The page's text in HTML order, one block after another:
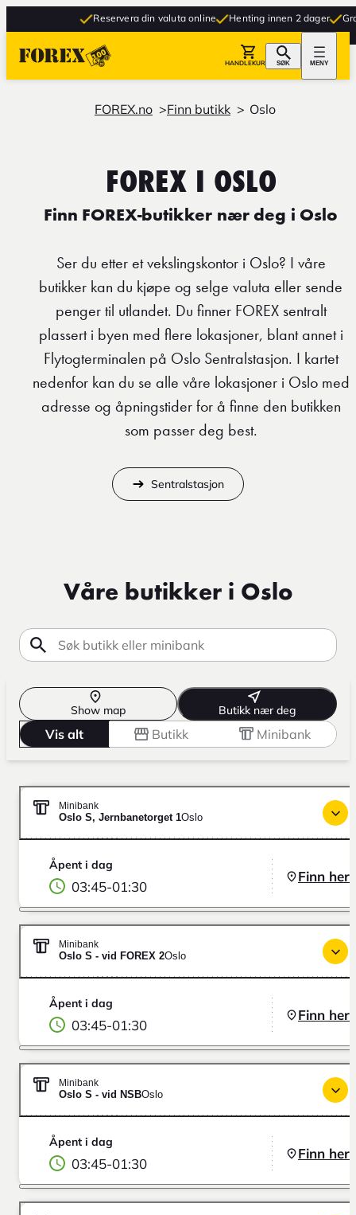
Reservera din valuta online Henting innen 2 dager Gratis
HANDLEKURV SØK MENY
FOREX.no Finn butikk Oslo
FOREX I OSLO
Finn FOREX-butikker nær deg i Oslo
Ser du etter et vekslingskontor i Oslo? I våre
butikker kan du kjøpe og selge valuta eller sende
penger til utlandet. Du finner FOREX sentralt
plassert i byen med flere lokasjoner, blant annet i
Flytogterminalen på Oslo Sentralstasjon. I kartet
nedenfor kan du se alle våre lokasjoner i Oslo med
adresse og åpningstider for å finne den butikken
som passer deg best.
Sentralstasjon
Våre butikker i Oslo
Show map Butikk nær deg
Vis alt Butikk Minibank
Minibank
Oslo S, Jernbanetorget 1Oslo
Åpent i dag
03:45-01:30
Finn her
Minibank
Oslo S - vid FOREX 2Oslo
Åpent i dag
03:45-01:30
Finn her
Minibank
Oslo S - vid NSBOslo
Åpent i dag
03:45-01:30
Finn her